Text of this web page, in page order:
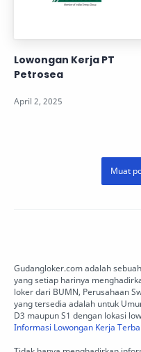
Lowongan Kerja PT
Petrosea
Gudangloker.com adalah
yang setiap harinya
loker dari BUMN, Perusahaan
yang tersedia adalah untuk
D3 maupun S1 dengan lokasi
Informasi Lowongan Kerja